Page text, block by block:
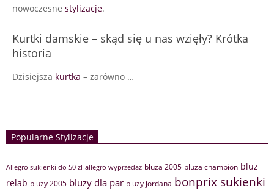
nowoczesne stylizacje.
Kurtki damskie – skąd się u nas wzięły? Krótka
historia
Dzisiejsza kurtka – zarówno …
Popularne Stylizacje
Allegro sukienki do 50 zł allegro wyprzedaż bluza 2005 bluza champion bluz
relab bluzy 2005 bluzy dla par bluzy jordana bonprix sukienki